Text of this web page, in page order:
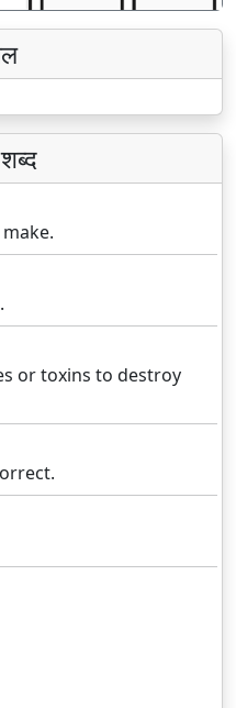
or toxins to destroy